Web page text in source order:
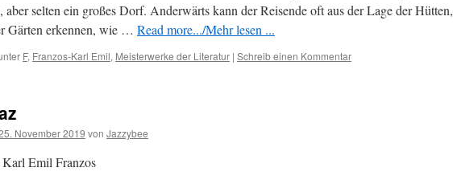
aber selten ein großes Dorf. Anderwärts kann der Reisende oft aus der Lage der Hütten,
Gärten erkennen, wie … Read more.../Mehr lesen ...
F, Franzos-Karl Emil, Meisterwerke der Literatur | Schreib einen Kommentar
November 2019 von Jazzybee
Emil Franzos